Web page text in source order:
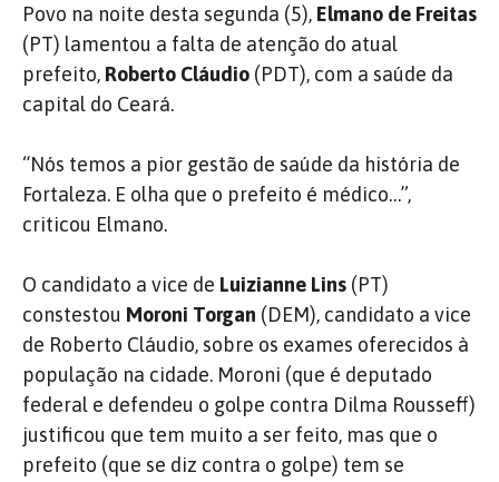
Povo na noite desta segunda (5), Elmano de Freitas
(PT) lamentou a falta de atenção do atual
prefeito, Roberto Cláudio (PDT), com a saúde da
capital do Ceará.
“Nós temos a pior gestão de saúde da história de
Fortaleza. E olha que o prefeito é médico…”,
criticou Elmano.
O candidato a vice de Luizianne Lins (PT)
constestou Moroni Torgan (DEM), candidato a vice
de Roberto Cláudio, sobre os exames oferecidos à
população na cidade. Moroni (que é deputado
federal e defendeu o golpe contra Dilma Rousseff)
justificou que tem muito a ser feito, mas que o
prefeito (que se diz contra o golpe) tem se